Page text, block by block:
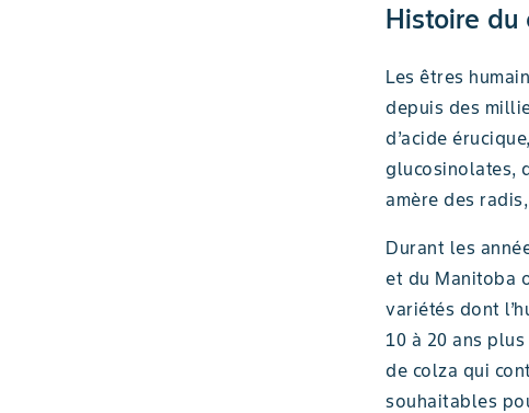
Histoire du
Les êtres
depuis des
d’acide
glucosinolates,
amère des
Durant les
et du Manitoba
variétés dont
10 à 20 ans
de colza qui
souhaitables